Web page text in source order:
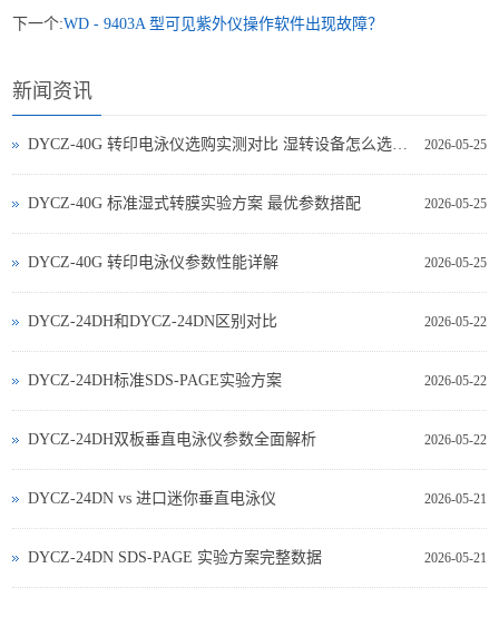
下一个:WD - 9403A 型可见紫外仪操作软件出现故障？
新闻资讯
2026-05-25
DYCZ-40G 转印电泳仪选购实测对比 湿转设备怎么选不踩坑
2026-05-25
DYCZ-40G 标准湿式转膜实验方案 最优参数搭配
2026-05-25
DYCZ-40G 转印电泳仪参数性能详解
2026-05-22
DYCZ-24DH和DYCZ-24DN区别对比
2026-05-22
DYCZ-24DH标准SDS-PAGE实验方案
2026-05-22
DYCZ-24DH双板垂直电泳仪参数全面解析
2026-05-21
DYCZ‑24DN vs 进口迷你垂直电泳仪
2026-05-21
DYCZ‑24DN SDS‑PAGE 实验方案完整数据